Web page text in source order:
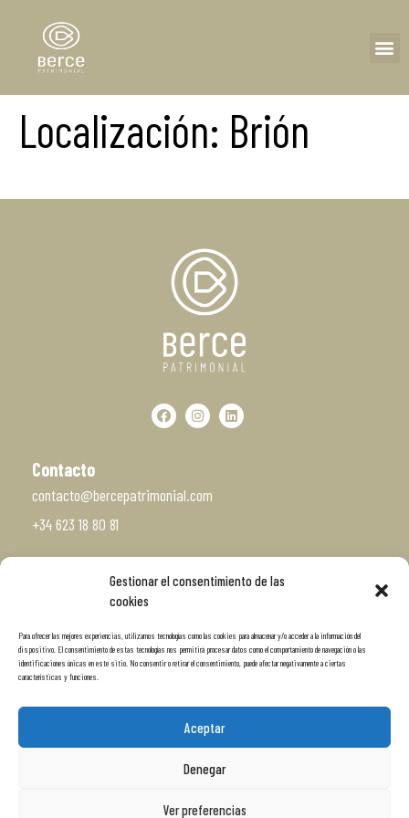
Gestionar el consentimiento de las
cookies
Para ofrecer las mejores experiencias, utilizamos tecnologías como las cookies para almacenar y/o acceder a la información del
dispositivo. El consentimiento de estas tecnologías nos permitirá procesar datos como el comportamiento de navegación o las
identificaciones únicas en este sitio. No consentir o retirar el consentimiento, puede afectar negativamente a ciertas
características y funciones.
Aceptar
Denegar
Ver preferencias
Localización: Brión
Contacto
contacto@bercepatrimonial.com
+34 623 18 80 81
Santiago de Compostela